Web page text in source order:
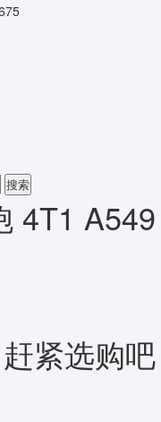
搜索
4T1 A549
紧选购